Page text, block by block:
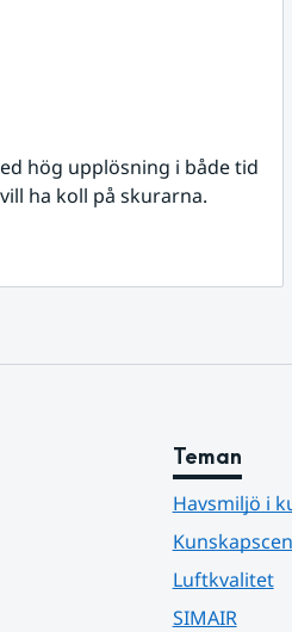
hög upplösning i både tid
ha koll på skurarna.
Teman
Havsmiljö i
Luftkvalitet
SIMAIR